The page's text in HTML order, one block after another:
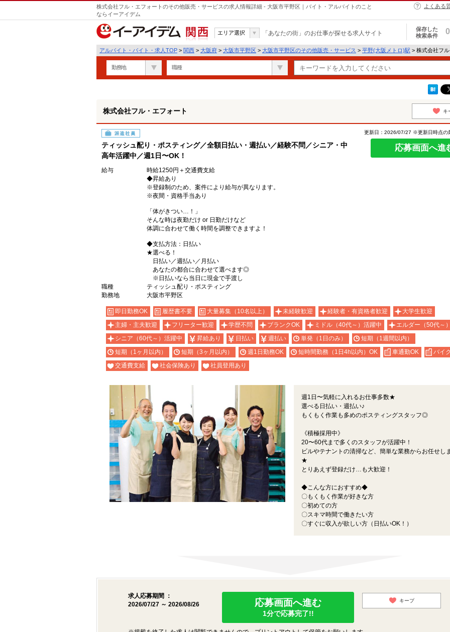
株式会社フル・エフォートのその他販売・サービスの求人情報詳細 - 大阪市平野区｜バイト・アルバイトのこと
ならイーアイデム
よくある
関西
エリア選択 「あなたの街」のお仕事が探せる求人サイト
保存した
検索条件
0
アルバイト・バイト・求人TOP > 関西 > 大阪府 > 大阪市平野区 > 大阪市平野区のその他販売・サービス > 平野(大阪メトロ)駅 > 株式会社フ
勤務地 職種
株式会社フル・エフォート キ
派遣社員
ティッシュ配り・ポスティング／全額日払い・週払い／経験不問／シニア・中
高年活躍中／週1日〜OK！
更新日：2026/07/27 ※更新日時点の
応募画面へ進
給与
時給1250円＋交通費支給
◆昇給あり
※登録制のため、案件により給与が異なります。
※夜間・資格手当あり
「体がきつい…！」
そんな時は夜勤だけ or 日勤だけなど
体調に合わせて働く時間を調整できますよ！
◆支払方法：日払い
★選べる！
日払い／週払い／月払い
あなたの都合に合わせて選べます◎
※日払いなら当日に現金で手渡し
職種
ティッシュ配り・ポスティング
勤務地
大阪市平野区
即日勤務OK 履歴書不要 大量募集（10名以上） 未経験歓迎 経験者・有資格者歓迎
大学生歓迎
主婦・主夫歓迎
フリーター歓迎 学歴不問 ブランクOK ミドル（40代～）活躍中
エルダー（50代～
シニア（60代～）活躍中
昇給あり 日払い 週払い 単発（1日のみ）
短期（1週間以内）
短期（1ヶ月以内）
短期（3ヶ月以内） 週1日勤務OK 短時間勤務（1日4h以内）OK 車通勤OK
バイ
交通費支給
社会保険あり 社員登用あり
週1日〜気軽に入れるお仕事多数★
選べる日払い・週払い♪
もくもく作業も多めのポスティングスタッフ◎
《積極採用中》
20〜60代まで多くのスタッフが活躍中！
ビルやテナントの清掃など、簡単な業務からお任せし
★
とりあえず登録だけ…も大歓迎！
◆こんな方におすすめ◆
〇もくもく作業が好きな方
〇初めての方
〇スキマ時間で働きたい方
〇すぐに収入が欲しい方（日払いOK！）
求人応募期間 ：
2026/07/27 ～ 2026/08/26
応募画面へ進む
1分で応募完了!!
キープ